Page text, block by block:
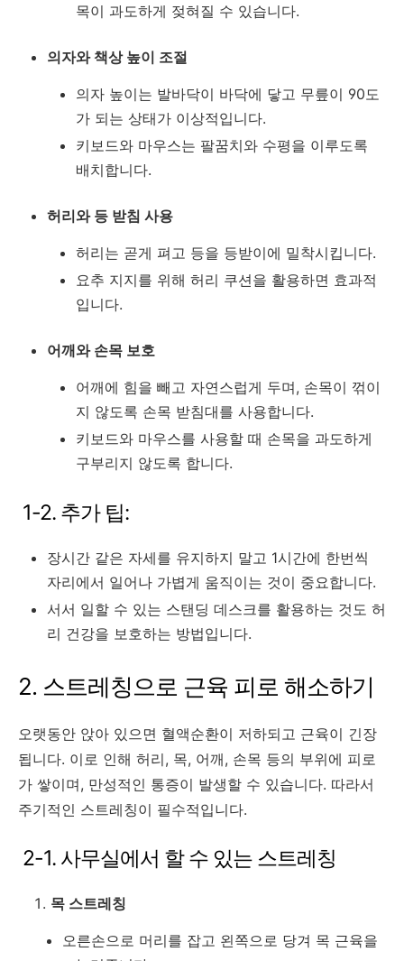
목이 과도하게 젖혀질 수 있습니다.
의자와 책상 높이 조절
의자 높이는 발바닥이 바닥에 닿고 무릎이 90도
가 되는 상태가 이상적입니다.
키보드와 마우스는 팔꿈치와 수평을 이루도록
배치합니다.
허리와 등 받침 사용
허리는 곧게 펴고 등을 등받이에 밀착시킵니다.
요추 지지를 위해 허리 쿠션을 활용하면 효과적
입니다.
어깨와 손목 보호
어깨에 힘을 빼고 자연스럽게 두며, 손목이 꺾이
지 않도록 손목 받침대를 사용합니다.
키보드와 마우스를 사용할 때 손목을 과도하게
구부리지 않도록 합니다.
1-2. 추가 팁:
장시간 같은 자세를 유지하지 말고 1시간에 한번씩
자리에서 일어나 가볍게 움직이는 것이 중요합니다.
서서 일할 수 있는 스탠딩 데스크를 활용하는 것도 허
리 건강을 보호하는 방법입니다.
2. 스트레칭으로 근육 피로 해소하기
오랫동안 앉아 있으면 혈액순환이 저하되고 근육이 긴장
됩니다. 이로 인해 허리, 목, 어깨, 손목 등의 부위에 피로
가 쌓이며, 만성적인 통증이 발생할 수 있습니다. 따라서
주기적인 스트레칭이 필수적입니다.
2-1. 사무실에서 할 수 있는 스트레칭
목 스트레칭
오른손으로 머리를 잡고 왼쪽으로 당겨 목 근육을